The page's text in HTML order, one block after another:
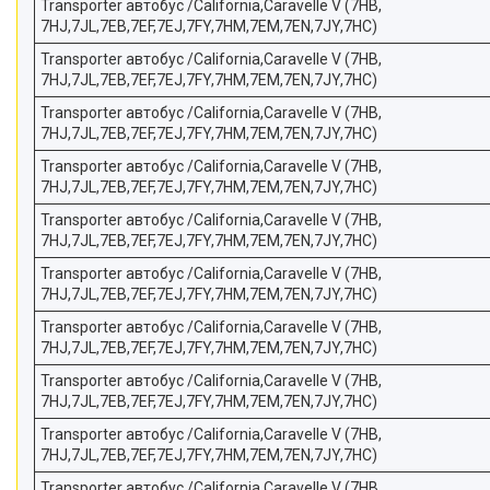
Transporter автобус /California,Caravelle V (7HB,
7HJ,7JL,7EB,7EF,7EJ,7FY,7HM,7EM,7EN,7JY,7HC)
Transporter автобус /California,Caravelle V (7HB,
7HJ,7JL,7EB,7EF,7EJ,7FY,7HM,7EM,7EN,7JY,7HC)
Transporter автобус /California,Caravelle V (7HB,
7HJ,7JL,7EB,7EF,7EJ,7FY,7HM,7EM,7EN,7JY,7HC)
Transporter автобус /California,Caravelle V (7HB,
7HJ,7JL,7EB,7EF,7EJ,7FY,7HM,7EM,7EN,7JY,7HC)
Transporter автобус /California,Caravelle V (7HB,
7HJ,7JL,7EB,7EF,7EJ,7FY,7HM,7EM,7EN,7JY,7HC)
Transporter автобус /California,Caravelle V (7HB,
7HJ,7JL,7EB,7EF,7EJ,7FY,7HM,7EM,7EN,7JY,7HC)
Transporter автобус /California,Caravelle V (7HB,
7HJ,7JL,7EB,7EF,7EJ,7FY,7HM,7EM,7EN,7JY,7HC)
Transporter автобус /California,Caravelle V (7HB,
7HJ,7JL,7EB,7EF,7EJ,7FY,7HM,7EM,7EN,7JY,7HC)
Transporter автобус /California,Caravelle V (7HB,
7HJ,7JL,7EB,7EF,7EJ,7FY,7HM,7EM,7EN,7JY,7HC)